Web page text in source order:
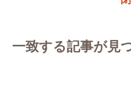
一致する記事が見